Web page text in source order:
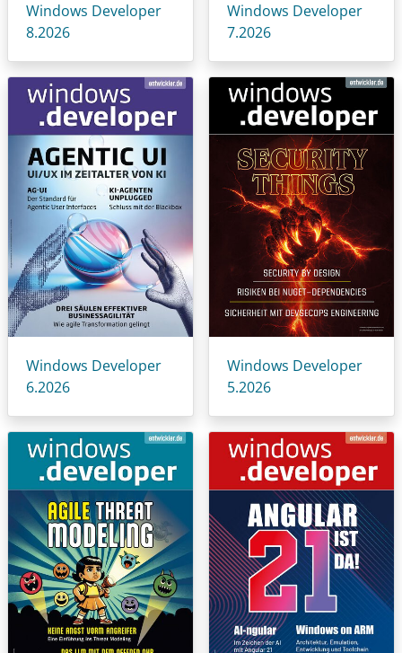
Windows Developer
8.2026
Windows Developer
7.2026
Windows Developer
6.2026
Windows Developer
5.2026